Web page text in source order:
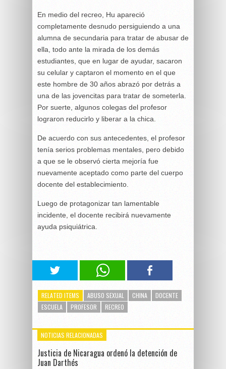
En medio del recreo, Hu apareció
completamente desnudo persiguiendo a una
alumna de secundaria para tratar de abusar de
ella, todo ante la mirada de los demás
estudiantes, que en lugar de ayudar, sacaron
su celular y captaron el momento en el que
este hombre de 30 años abrazó por detrás a
una de las jovencitas para tratar de someterla.
Por suerte, algunos colegas del profesor
lograron reducirlo y liberar a la chica.
De acuerdo con sus antecedentes, el profesor
tenía serios problemas mentales, pero debido
a que se le observó cierta mejoría fue
nuevamente aceptado como parte del cuerpo
docente del establecimiento.
Luego de protagonizar tan lamentable
incidente, el docente recibirá nuevamente
ayuda psiquiátrica.
RELATED ITEMS ABUSO SEXUAL CHINA
DOCENTE
ESCUELA
PROFESOR RECREO
NOTICIAS RELACIONADAS
Justicia de Nicaragua ordenó la detención de
Juan Darthés